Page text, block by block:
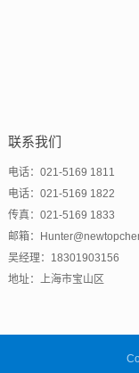
联系我们
电话：021-5169 1811
电话：021-5169 1822
传真：021-5169 1833
邮箱：
吴经理：18301903156
地址：上海市宝山区